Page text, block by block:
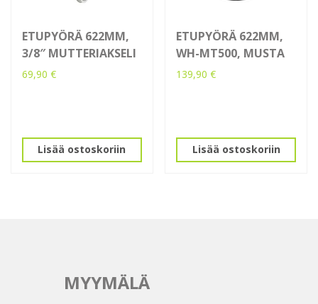
ETUPYÖRÄ 622MM,
3/8″ MUTTERIAKSELI
69,90 €
Lisää ostoskoriin
ETUPYÖRÄ 622MM,
WH-MT500, MUSTA
139,90€
Lisää ostoskoriin
MYYMÄLÄ